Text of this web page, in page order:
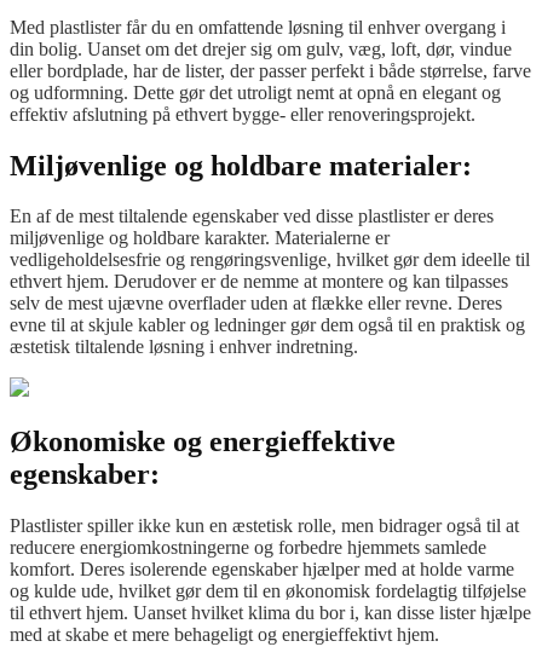
Med plastlister får du en omfattende løsning til enhver overgang i
din bolig. Uanset om det drejer sig om gulv, væg, loft, dør, vindue
eller bordplade, har de lister, der passer perfekt i både størrelse, farve
og udformning. Dette gør det utroligt nemt at opnå en elegant og
effektiv afslutning på ethvert bygge- eller renoveringsprojekt.
Miljøvenlige og holdbare materialer:
En af de mest tiltalende egenskaber ved disse plastlister er deres
miljøvenlige og holdbare karakter. Materialerne er
vedligeholdelsesfrie og rengøringsvenlige, hvilket gør dem ideelle til
ethvert hjem. Derudover er de nemme at montere og kan tilpasses
selv de mest ujævne overflader uden at flække eller revne. Deres
evne til at skjule kabler og ledninger gør dem også til en praktisk og
æstetisk tiltalende løsning i enhver indretning.
Økonomiske og energieffektive
egenskaber:
Plastlister spiller ikke kun en æstetisk rolle, men bidrager også til at
reducere energiomkostningerne og forbedre hjemmets samlede
komfort. Deres isolerende egenskaber hjælper med at holde varme
og kulde ude, hvilket gør dem til en økonomisk fordelagtig tilføjelse
til ethvert hjem. Uanset hvilket klima du bor i, kan disse lister hjælpe
med at skabe et mere behageligt og energieffektivt hjem.